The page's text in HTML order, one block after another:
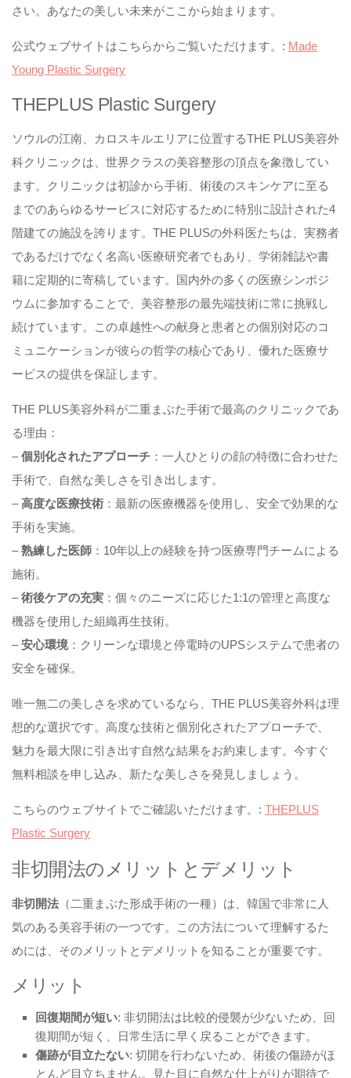
さい。あなたの美しい未来がここから始まります。
公式ウェブサイトはこちらからご覧いただけます。: Made
Young Plastic Surgery
THEPLUS Plastic Surgery
ソウルの江南、カロスキルエリアに位置するTHE PLUS美容外
科クリニックは、世界クラスの美容整形の頂点を象徴してい
ます。クリニックは初診から手術、術後のスキンケアに至る
までのあらゆるサービスに対応するために特別に設計された4
階建ての施設を誇ります。THE PLUSの外科医たちは、実務者
であるだけでなく名高い医療研究者でもあり、学術雑誌や書
籍に定期的に寄稿しています。国内外の多くの医療シンポジ
ウムに参加することで、美容整形の最先端技術に常に挑戦し
続けています。この卓越性への献身と患者との個別対応のコ
ミュニケーションが彼らの哲学の核心であり、優れた医療サ
ービスの提供を保証します。
THE PLUS美容外科が二重まぶた手術で最高のクリニックであ
る理由：
–個別化されたアプローチ ：一人ひとりの顔の特徴に合わせた
手術で、自然な美しさを引き出します。
–高度な医療技術 ：最新の医療機器を使用し、安全で効果的な
手術を実施。
–熟練した医師 ：10年以上の経験を持つ医療専門チームによる
施術。
–術後ケアの充実 ：個々のニーズに応じた1:1の管理と高度な
機器を使用した組織再生技術。
–安心環境：クリーンな環境と停電時のUPSシステムで患者の
安全を確保。
唯一無二の美しさを求めているなら、THE PLUS美容外科は理
想的な選択です。高度な技術と個別化されたアプローチで、
魅力を最大限に引き出す自然な結果をお約束します。今すぐ
無料相談を申し込み、新たな美しさを発見しましょう。
こちらのウェブサイトでご確認いただけます。: THEPLUS
Plastic Surgery
非切開法のメリットとデメリット
非切開法 （二重まぶた形成手術の一種）は、韓国で非常に人
気のある美容手術の一つです。この方法について理解するた
めには、そのメリットとデメリットを知ることが重要です。
メリット
回復期間が短い: 非切開法は比較的侵襲が少ないため、回
復期間が短く、日常生活に早く戻ることができます。
傷跡が目立たない: 切開を行わないため、術後の傷跡がほ
とんど目立ちません。見た目に自然な仕上がりが期待で